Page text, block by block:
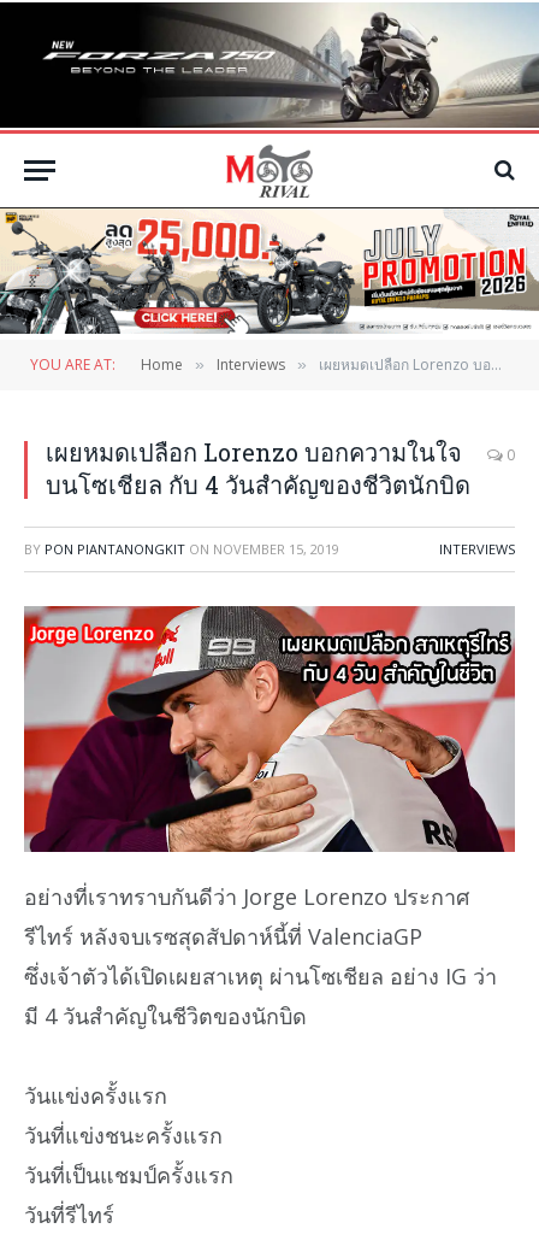
YOU ARE AT: Home » Interviews » เผยหมดเปลือก Lorenzo บอกความในใจ บนโซเชียล กับ 4 วันสำคัญของชีวิตนักบิด
เผยหมดเปลือก Lorenzo บอกความในใจ
บนโซเชียล กับ 4 วันสำคัญของชีวิตนักบิด
0
BY PON PIANTANONGKIT ON NOVEMBER 15, 2019 INTERVIEWS
อย่างที่เราทราบกันดีว่า Jorge Lorenzo ประกาศ
รีไทร์ หลังจบเรซสุดสัปดาห์นี้ที่ ValenciaGP
ซึ่งเจ้าตัวได้เปิดเผยสาเหตุ ผ่านโซเชียล อย่าง IG ว่า
มี 4 วันสำคัญในชีวิตของนักบิด
วันแข่งครั้งแรก
วันที่แข่งชนะครั้งแรก
วันที่เป็นแชมป์ครั้งแรก
วันที่รีไทร์